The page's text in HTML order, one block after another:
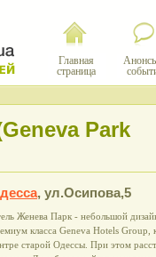
Главная
страница
Park
, ул.Осипова,5
Женева Парк - небольшой
класса Geneva Hotels Group,
старой Одессы. При этом